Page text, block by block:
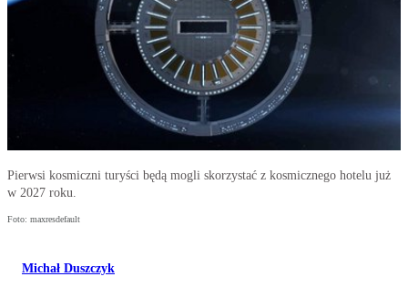
Pierwsi kosmiczni turyści będą mogli skorzystać z kosmicznego hotelu już
w 2027 roku.
Foto: maxresdefault
Michał Duszczyk